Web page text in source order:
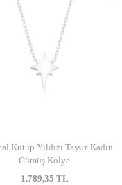
Kutup Yıldızı Taşsız Kadın
Gümüş Kolye
1.789,35 TL